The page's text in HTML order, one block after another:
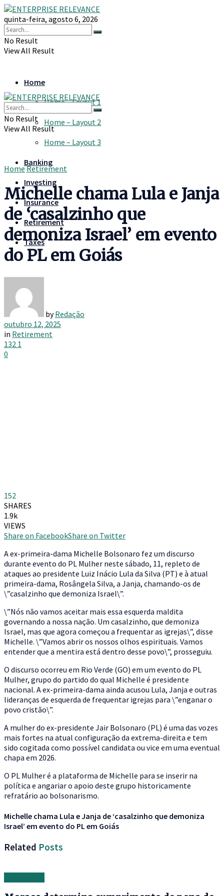
quinta-feira, agosto 6, 2026
No Result
View All Result
Home
Home – Layout 1
Home – Layout 2
Home – Layout 3
Banking
Investing
Insurance
Retirement
Taxes
No Result
View All Result
HomeRetirement
Michelle chama Lula e Janja
de ‘casalzinho que
demoniza Israel’ em evento
do PL em Goiás
by Redação
outubro 12, 2025
in Retirement
132 1
0
152
SHARES
1.9k
VIEWS
Share on FacebookShare on Twitter
Aex-primeira-dama Michelle Bolsonaro fez um discurso
durante evento do PL Mulher neste sábado, 11, repleto de
ataques ao presidente Luiz Inácio Lula da Silva (PT) e à atual
primeira-dama, Rosângela Silva, a Janja, chamando-os de
\”casalzinho que demoniza Israel\”.
\”Nós não vamos aceitar mais essa esquerda maldita
governando a nossa nação. Um casalzinho, que demoniza
Israel, mas que agora começou a frequentar as igrejas\”, disse
Michelle. \”Vamos abrir os nossos olhos espirituais. Vamos
entender que a mentira está dentro desse povo\”, prosseguiu.
O discurso ocorreu em Rio Verde (GO) em um evento do PL
Mulher, grupo do partido do qual Michelle é presidente
nacional. A ex-primeira-dama ainda acusou Lula, Janja e outras
lideranças de esquerda de frequentar igrejas para \”enganar o
povo cristão\”.
A mulher do ex-presidente Jair Bolsonaro (PL) é uma das vozes
mais fortes na atual configuração da extrema-direita e tem
sido cogitada como possível candidata ou vice em uma eventual
chapa em 2026.
O PL Mulher é a plataforma de Michelle para se inserir na
política e angariar o apoio deste grupo historicamente
refratário ao bolsonarismo.
Michelle chama Lula e Janja de ‘casalzinho que demoniza
Israel’ em evento do PL em Goiás
Related Posts